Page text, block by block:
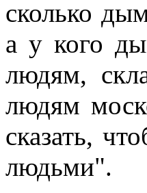
сколько
а у кого
людям,
людям
сказать,
людьми".